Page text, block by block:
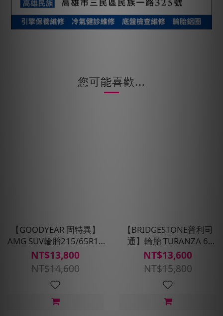
您可能喜歡...
【GOODYEAR 固特異】
AMG SUV輪胎215/65R16
四入組(濕抓/耐用雙重保
護)含安裝定位平衡
NT$13,800
NT$14,600
【BRIDGESTONE普利司
通】輪胎 TURANZA 6
-215/60R16_四入組(含安
裝定位平衡)
NT$13,600
NT$15,800